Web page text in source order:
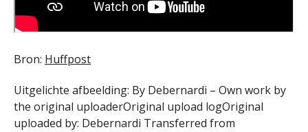
Bron: Huffpost
Uitgelichte afbeelding: By Debernardi – Own work by
the original uploaderOriginal upload logOriginal
uploaded by: Debernardi Transferred from